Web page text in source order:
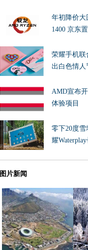
年初降价大
1400 京东
荣耀手机联
出白色情
AMD宣布开
体验项目
零下20度
耀
图片新闻